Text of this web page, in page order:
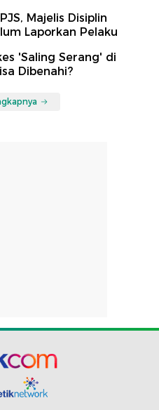
Majelis Disiplin
Laporkan Pelaku
'Saling Serang' di
Dibenahi?